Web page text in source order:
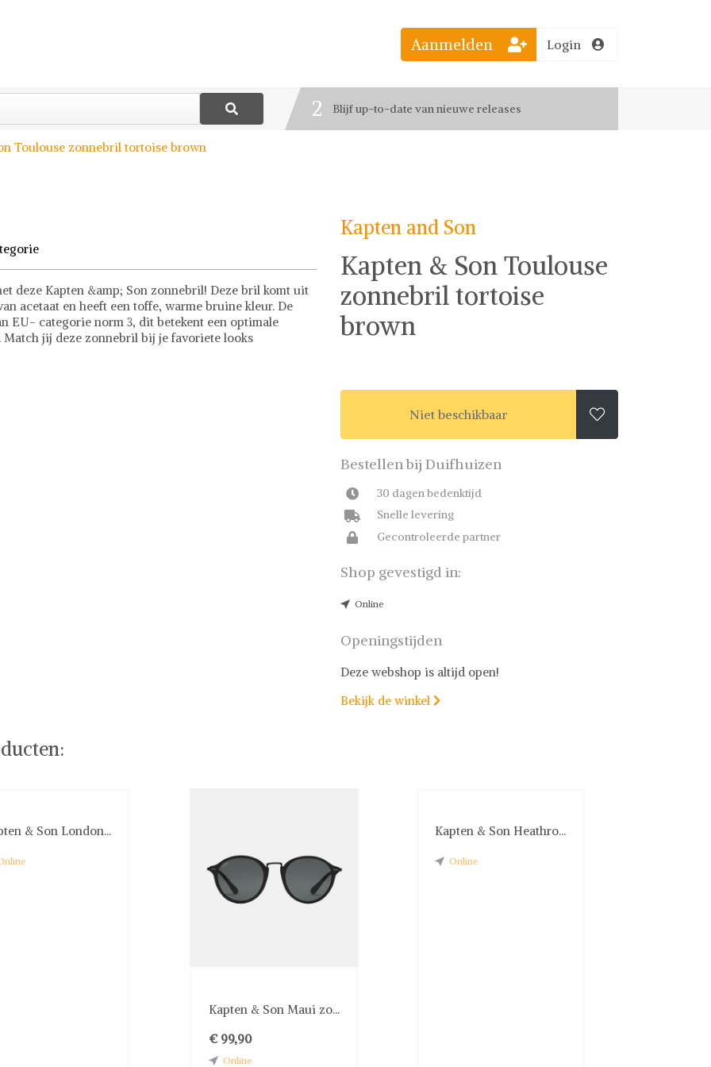
Bestel jouw favoriete looks
2 Blijf up-to-date van nieuwe releases
Aanmelden Login
Toulouse zonnebril tortoise brown
deze Kapten &amp; Son zonnebril! Deze bril komt uit
acetaat en heeft een toffe, warme bruine kleur. De
EU- categorie norm 3, dit betekent een optimale
jij deze zonnebril bij je favoriete looks
Kapten and Son
Kapten & Son Toulouse
zonnebril tortoise
brown
Niet beschikbaar 
Bestellen bij Duifhuizen
30 dagen bedenktijd
Snelle levering
Gecontroleerde partner
Shop gevestigd in:
Online
Openingstijden
Deze webshop is altijd open!
Bekijk de winkel 
& Son London...
Kapten & Son Maui zo...
€ 99,90
Online
Kapten & Son Heathro...
Online